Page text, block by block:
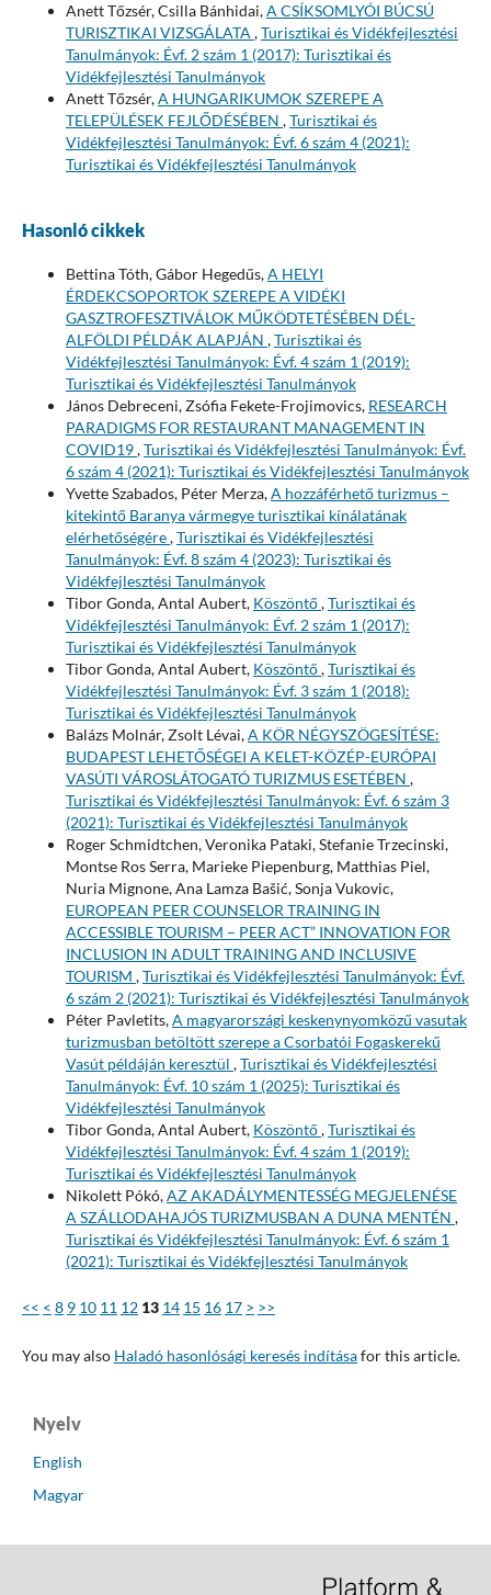
Anett Tőzsér, Csilla Bánhidai,A CSÍKSOMLYÓI BÚCSÚ
TURISZTIKAI VIZSGÁLATA ,Turisztikai és Vidékfejlesztési
Tanulmányok: Évf. 2 szám 1 (2017): Turisztikai és
Vidékfejlesztési Tanulmányok
Anett Tőzsér,A HUNGARIKUMOK SZEREPE A
TELEPÜLÉSEK FEJLŐDÉSÉBEN ,Turisztikai és
Vidékfejlesztési Tanulmányok: Évf. 6 szám 4 (2021):
Turisztikai és Vidékfejlesztési Tanulmányok
Hasonló cikkek
Bettina Tóth, Gábor Hegedűs,A HELYI
ÉRDEKCSOPORTOK SZEREPE A VIDÉKI
GASZTROFESZTIVÁLOK MŰKÖDTETÉSÉBEN DÉL-
ALFÖLDI PÉLDÁK ALAPJÁN ,Turisztikai és
Vidékfejlesztési Tanulmányok: Évf. 4 szám 1 (2019):
Turisztikai és Vidékfejlesztési Tanulmányok
János Debreceni, Zsófia Fekete-Frojimovics, RESEARCH
PARADIGMS FOR RESTAURANT MANAGEMENT IN
COVID19,Turisztikai és Vidékfejlesztési Tanulmányok: Évf.
6 szám 4 (2021): Turisztikai és Vidékfejlesztési Tanulmányok
Yvette Szabados, Péter Merza,A hozzáférhető turizmus –
kitekintő Baranya vármegye turisztikai kínálatának
elérhetőségére,Turisztikai és Vidékfejlesztési
Tanulmányok: Évf. 8 szám 4 (2023): Turisztikai és
Vidékfejlesztési Tanulmányok
Tibor Gonda, Antal Aubert, Köszöntő,Turisztikai és
Vidékfejlesztési Tanulmányok: Évf. 2 szám 1 (2017):
Turisztikai és Vidékfejlesztési Tanulmányok
Tibor Gonda, Antal Aubert, Köszöntő,Turisztikai és
Vidékfejlesztési Tanulmányok: Évf. 3 szám 1 (2018):
Turisztikai és Vidékfejlesztési Tanulmányok
Balázs Molnár, Zsolt Lévai,A KÖR NÉGYSZÖGESÍTÉSE:
BUDAPEST LEHETŐSÉGEI A KELET-KÖZÉP-EURÓPAI
VASÚTI VÁROSLÁTOGATÓ TURIZMUS ESETÉBEN ,
Turisztikai és Vidékfejlesztési Tanulmányok: Évf. 6 szám 3
(2021): Turisztikai és Vidékfejlesztési Tanulmányok
Roger Schmidtchen, Veronika Pataki, Stefanie Trzecinski,
Montse Ros Serra, Marieke Piepenburg, Matthias Piel,
Nuria Mignone, Ana Lamza Bašić, Sonja Vukovic,
EUROPEAN PEER COUNSELOR TRAINING IN
ACCESSIBLE TOURISM – PEER ACT” INNOVATION FOR
INCLUSION IN ADULT TRAINING AND INCLUSIVE
TOURISM ,Turisztikai és Vidékfejlesztési Tanulmányok: Évf.
6 szám 2 (2021): Turisztikai és Vidékfejlesztési Tanulmányok
Péter Pavletits,A magyarországi keskenynyomközű vasutak
turizmusban betöltött szerepe a Csorbatói Fogaskerekű
Vasút példáján keresztül ,Turisztikai és Vidékfejlesztési
Tanulmányok: Évf. 10 szám 1 (2025): Turisztikai és
Vidékfejlesztési Tanulmányok
Tibor Gonda, Antal Aubert, Köszöntő,Turisztikai és
Vidékfejlesztési Tanulmányok: Évf. 4 szám 1 (2019):
Turisztikai és Vidékfejlesztési Tanulmányok
Nikolett Pókó,AZ AKADÁLYMENTESSÉG MEGJELENÉSE
A SZÁLLODAHAJÓS TURIZMUSBAN A DUNA MENTÉN ,
Turisztikai és Vidékfejlesztési Tanulmányok: Évf. 6 szám 1
(2021): Turisztikai és Vidékfejlesztési Tanulmányok
<< < 8 9 10 11 12 13 14 15 16 17 > >>
You may also Haladó hasonlósági keresés indításafor this article.
Nyelv
English
Magyar